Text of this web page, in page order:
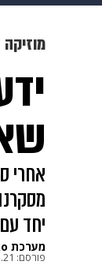
מוזיקה
אחרי
יחד
מערכת mako מוזיקה
פורסם: